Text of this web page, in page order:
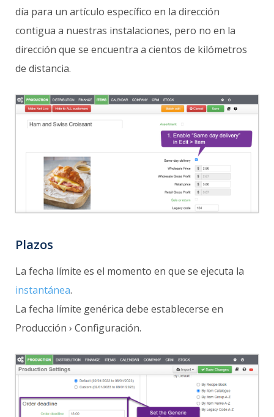
día para un artículo específico en la dirección
contigua a nuestras instalaciones, pero no en la
dirección que se encuentra a cientos de kilómetros
de distancia.
Plazos
La fecha límite es el momento en que se ejecuta la
instantánea.
La fecha límite genérica debe establecerse en
Producción › Configuración.